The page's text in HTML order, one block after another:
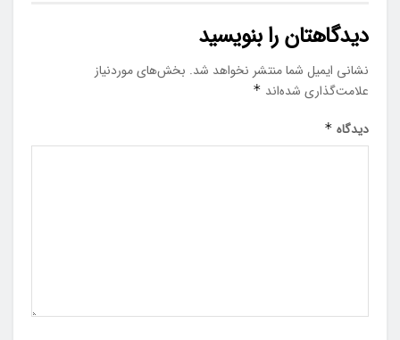
دیدگاهتان را بنویسید
نشانی ایمیل شما منتشر نخواهد شد. بخش‌های موردنیاز
علامت‌گذاری شده‌اند *
دیدگاه *